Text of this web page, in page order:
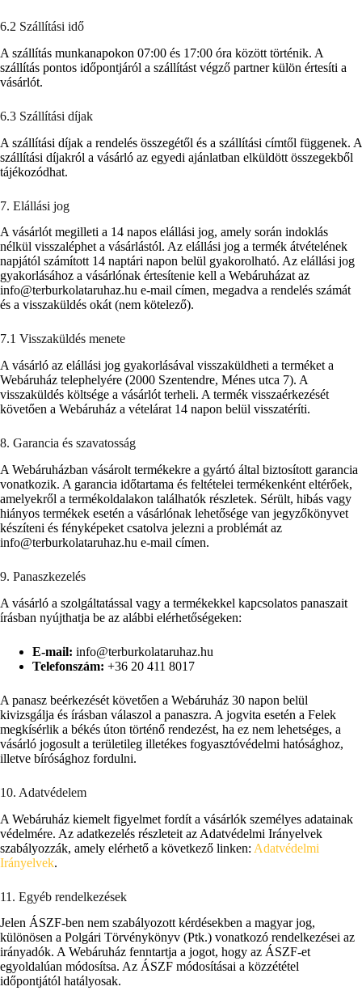
6.2 Szállítási idő
A szállítás munkanapokon 07:00 és 17:00 óra között történik. A
szállítás pontos időpontjáról a szállítást végző partner külön értesíti a
vásárlót.
6.3 Szállítási díjak
A szállítási díjak a rendelés összegétől és a szállítási címtől függenek. A
szállítási díjakról a vásárló az egyedi ajánlatban elküldött összegekből
tájékozódhat.
7. Elállási jog
A vásárlót megilleti a 14 napos elállási jog, amely során indoklás
nélkül visszaléphet a vásárlástól. Az elállási jog a termék átvételének
napjától számított 14 naptári napon belül gyakorolható. Az elállási jog
gyakorlásához a vásárlónak értesítenie kell a Webáruházat az
info@terburkolataruhaz.hu e-mail címen, megadva a rendelés számát
és a visszaküldés okát (nem kötelező).
7.1 Visszaküldés menete
A vásárló az elállási jog gyakorlásával visszaküldheti a terméket a
Webáruház telephelyére (2000 Szentendre, Ménes utca 7). A
visszaküldés költsége a vásárlót terheli. A termék visszaérkezését
követően a Webáruház a vételárat 14 napon belül visszatéríti.
8. Garancia és szavatosság
A Webáruházban vásárolt termékekre a gyártó által biztosított garancia
vonatkozik. A garancia időtartama és feltételei termékenként eltérőek,
amelyekről a termékoldalakon találhatók részletek. Sérült, hibás vagy
hiányos termékek esetén a vásárlónak lehetősége van jegyzőkönyvet
készíteni és fényképeket csatolva jelezni a problémát az
info@terburkolataruhaz.hu e-mail címen.
9. Panaszkezelés
A vásárló a szolgáltatással vagy a termékekkel kapcsolatos panaszait
írásban nyújthatja be az alábbi elérhetőségeken:
E-mail: info@terburkolataruhaz.hu
Telefonszám: +36 20 411 8017
A panasz beérkezését követően a Webáruház 30 napon belül
kivizsgálja és írásban válaszol a panaszra. A jogvita esetén a Felek
megkísérlik a békés úton történő rendezést, ha ez nem lehetséges, a
vásárló jogosult a területileg illetékes fogyasztóvédelmi hatósághoz,
illetve bírósághoz fordulni.
10. Adatvédelem
A Webáruház kiemelt figyelmet fordít a vásárlók személyes adatainak
védelmére. Az adatkezelés részleteit az Adatvédelmi Irányelvek
szabályozzák, amely elérhető a következő linken: Adatvédelmi
Irányelvek.
11. Egyéb rendelkezések
Jelen ÁSZF-ben nem szabályozott kérdésekben a magyar jog,
különösen a Polgári Törvénykönyv (Ptk.) vonatkozó rendelkezései az
irányadók. A Webáruház fenntartja a jogot, hogy az ÁSZF-et
egyoldalúan módosítsa. Az ÁSZF módosításai a közzététel
időpontjától hatályosak.